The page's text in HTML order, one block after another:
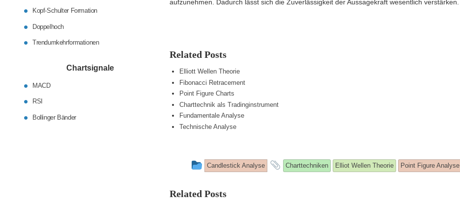
aufzunehmen. Dadurch lässt sich die Zuverlässigkeit der Aussagekraft wesentlich verstärken.
Related Posts
Elliott Wellen Theorie
Fibonacci Retracement
Point Figure Charts
Charttechnik als Tradinginstrument
Fundamentale Analyse
Technische Analyse
This
was
Candlestick Analyse
and
Charttechniken Elliot Wellen Theorie Point Figure Analyse
Related Posts
Kopf-Schulter Formation
Doppelhoch
Trendumkehrformationen
Chartsignale
MACD
RSI
Bollinger Bänder